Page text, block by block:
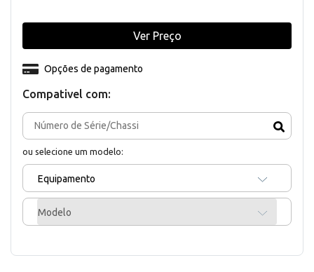
Compativel com:
ou selecione um modelo:
Equipamento
Modelo
Opções de pagamento
Ver Preço